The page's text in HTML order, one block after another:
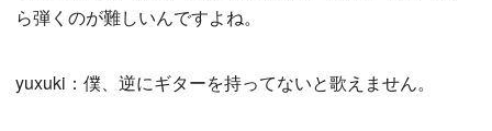
ら弾くのが難しいんですよね。
yuxuki：僕、逆にギターを持ってないと歌えません。